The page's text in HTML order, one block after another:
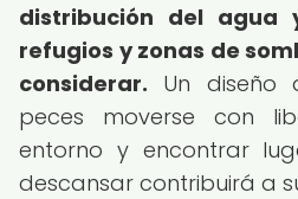
distribución del agua
refugios y zonas de
considerar. Un diseño
peces moverse con
entorno y encontrar
descansar contribuirá a